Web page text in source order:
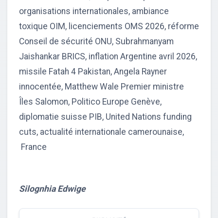
organisations internationales, ambiance
toxique OIM, licenciements OMS 2026, réforme
Conseil de sécurité ONU, Subrahmanyam
Jaishankar BRICS, inflation Argentine avril 2026,
missile Fatah 4 Pakistan, Angela Rayner
innocentée, Matthew Wale Premier ministre
Îles Salomon, Politico Europe Genève,
diplomatie suisse PIB, United Nations funding
cuts, actualité internationale camerounaise,
France
Silognhia Edwige